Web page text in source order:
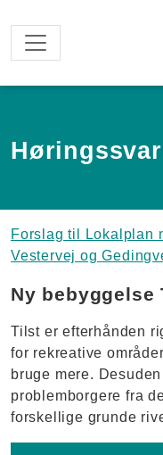
Høringssvar
Forslag til Lokalplan
Vestervej og
Ny bebyggelse
Tilst er efterhånden
for rekreative
bruge mere.
problemborgere fra
forskellige grunde